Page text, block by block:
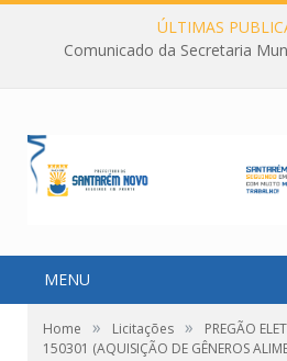
ÚLTIMAS
Comunicado da Secretaria
MENU
Home » Licitações »
PREGÃO
150301 (AQUISIÇÃO DE GÊNEROS